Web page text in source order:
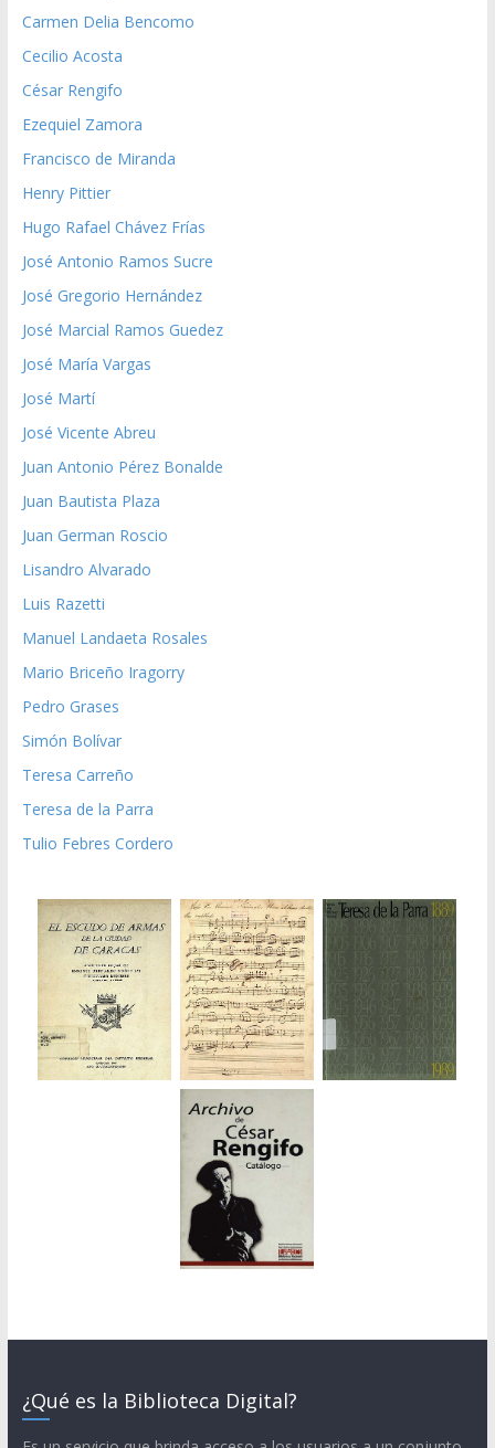
Francisco de Miranda
Henry Pittier
Hugo Rafael Chávez Frías
José Antonio Ramos Sucre
José Gregorio Hernández
José Marcial Ramos Guedez
José María Vargas
José Martí
José Vicente Abreu
Juan Antonio Pérez Bonalde
Juan Bautista Plaza
Juan German Roscio
Lisandro Alvarado
Luis Razetti
Manuel Landaeta Rosales
Mario Briceño Iragorry
Pedro Grases
Simón Bolívar
Teresa Carreño
Teresa de la Parra
Tulio Febres Cordero
¿Qué es la Biblioteca Digital?
a la Biblioteca Nacional de Venezuela, cuyo propósito es la
difusión del conocimiento y la divulgación del patrimonio
documental del país, así como su preservación digital, con